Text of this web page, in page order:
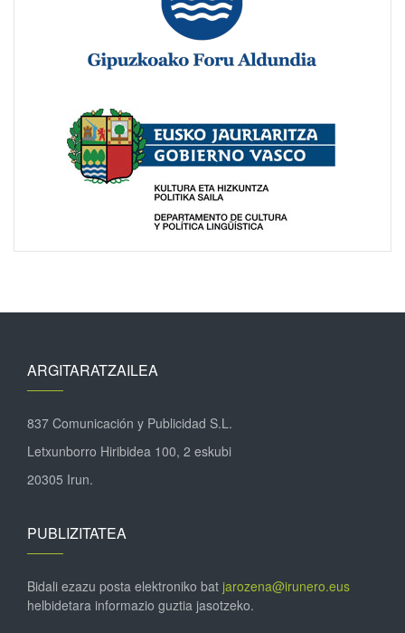
ARGITARATZAILEA
837 Comunicación y Publicidad S.L.
Letxunborro Hiribidea 100, 2 eskubi
20305 Irun.
PUBLIZITATEA
Bidali ezazu posta elektroniko bat jarozena@irunero.eus
helbidetara informazio guztia jasotzeko.